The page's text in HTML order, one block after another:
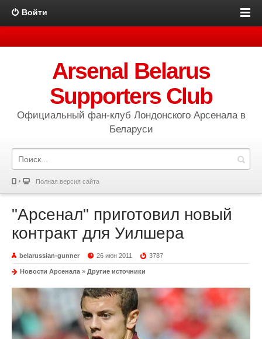
Войти
Arsenal Belarus
Supporters Club
Официальный фан-клуб Лондонского Арсенала в
Беларуси
Полная версия сайта
"Арсенал" приготовил новый
контракт для Уилшера
belarussian-gunner 26 июн 2011 3787
Новости Арсенала » Другие источники